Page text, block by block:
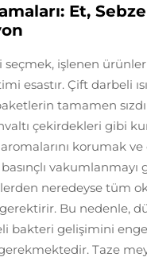
Et,
işlenen
esastır. Çift darbeli
tamamen
çekirdekleri gibi
korumak
neredeyse tüm
Bu nedenle,
bakteri gelişimini
Taze